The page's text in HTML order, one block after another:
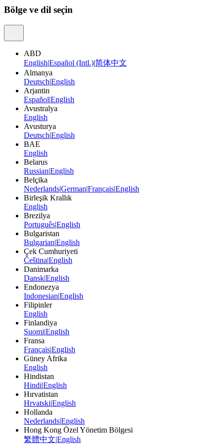
Bölge ve dil seçin
ABD
English|Español (Intl.)|简体中文
Almanya
Deutsch|English
Arjantin
Español|English
Avustralya
English
Avusturya
Deutsch|English
BAE
English
Belarus
Russian|English
Belçika
Nederlands|German|Français|English
Birleşik Krallık
English
Brezilya
Português|English
Bulgaristan
Bulgarian|English
Çek Cumhuriyeti
Čeština|English
Danimarka
Dansk|English
Endonezya
Indonesian|English
Filipinler
English
Finlandiya
Suomi|English
Fransa
Français|English
Güney Afrika
English
Hindistan
Hindi|English
Hırvatistan
Hrvatski|English
Hollanda
Nederlands|English
Hong Kong Özel Yönetim Bölgesi
繁體中文|English